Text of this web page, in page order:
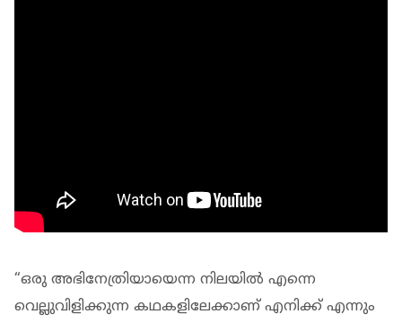
“ഒരു അഭിനേത്രിയായെന്ന നിലയിൽ എന്നെ
വെല്ലുവിളിക്കുന്ന കഥകളിലേക്കാണ് എനിക്ക് എന്നും